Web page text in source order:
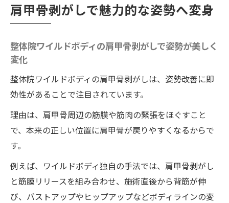
肩甲骨剥がしで魅力的な姿勢へ変身
整体院ワイルドボディの肩甲骨剥がしで姿勢が美しく
変化
整体院ワイルドボディの肩甲骨剥がしは、姿勢改善に即
効性があることで注目されています。
理由は、肩甲骨周辺の筋膜や筋肉の緊張をほぐすこと
で、本来の正しい位置に肩甲骨が戻りやすくなるからで
す。
例えば、ワイルドボディ独自の手法では、肩甲骨剥がし
と筋膜リリースを組み合わせ、施術直後から背筋が伸
び、バストアップやヒップアップなどボディラインの変